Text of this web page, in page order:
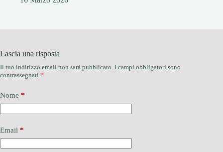
Lascia una risposta
Il tuo indirizzo email non sarà pubblicato. I campi obbligatori sono
contrassegnati *
Nome *
Email *